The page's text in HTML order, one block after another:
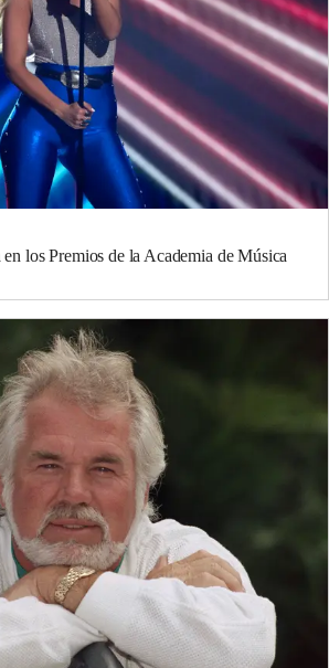
los Premios de la Academia de Música